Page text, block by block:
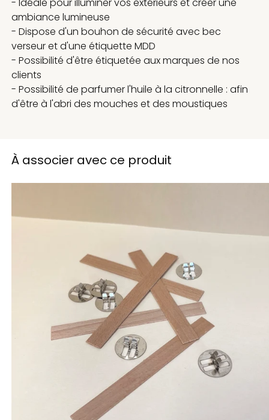
- Idéale pour illuminer vos extérieurs et créer une
ambiance lumineuse
- Dispose d'un bouhon de sécurité avec bec
verseur et d'une étiquette MDD
- Possibilité d'être étiquetée aux marques de nos
clients
- Possibilité de parfumer l'huile à la citronnelle : afin
d'être à l'abri des mouches et des moustiques
À associer avec ce produit